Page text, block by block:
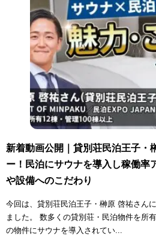
新着動画公開｜貸別荘民泊王子・
ー！民泊にサウナを導入し稼働率
や設備へのこだわり
今回は、貸別荘民泊王子・榊原 啓祐さん
ました。 数多くの貸別荘・民泊物件を所
の物件にサウナを導入されてい...